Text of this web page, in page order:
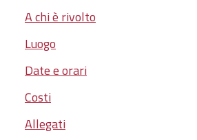
A chi è rivolto
Luogo
Date e orari
Costi
Allegati